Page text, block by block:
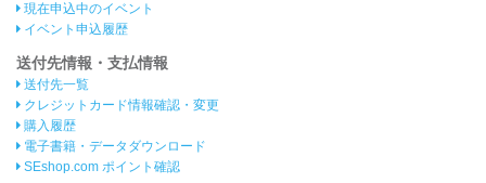
現在申込中のイベント
イベント申込履歴
送付先情報・支払情報
送付先一覧
クレジットカード情報確認・変更
購入履歴
電子書籍・データダウンロード
SEshop.com ポイント確認